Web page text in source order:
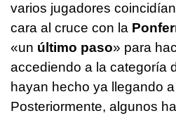
varios jugadores
cara al cruce con la
«un último paso» para
accediendo a la categoría
hayan hecho ya llegando
Posteriormente, algunos